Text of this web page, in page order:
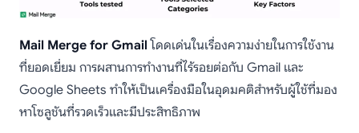
Mail Merge for Gmailโดดเด่นในเรื่องความง่ายในการใช้งาน
ที่ยอดเยี่ยม การผสานการทำงานที่ไร้รอยต่อกับ Gmail และ
Google Sheets ทำให้เป็นเครื่องมือในอุดมคติสำหรับผู้ใช้ที่มอง
หาโซลูชันที่รวดเร็วและมีประสิทธิภาพ